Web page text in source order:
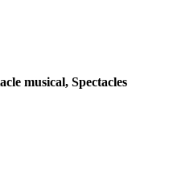
musical, Spectacles